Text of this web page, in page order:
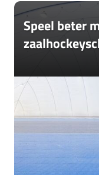
Speel beter
Het
Daarbij is het
schoenen zorgen
en bescherming en
verschil in je spel.